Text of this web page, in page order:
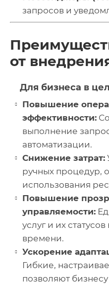
запросов и
от
Для бизнеса в
Повышение
эффективности:
выполнение
автоматизации.
Снижение затрат:
ручных процедур,
использования
Повышение
управляемости:
услуг и их
времени.
Ускорение
Гибкие,
позволяют